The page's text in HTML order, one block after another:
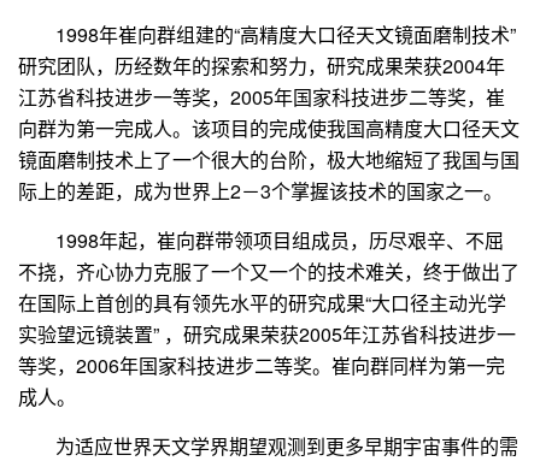
1998年崔向群组建的“高精度大口径天文镜面磨制技术”
研究团队，历经数年的探索和努力，研究成果荣获2004年
江苏省科技进步一等奖， 2005年国家科技进步二等奖，崔
向群为第一完成人。该项目的完成使我国高精度大口径天文
镜面磨制技术上了一个很大的台阶，极大地缩短了我国与国
际上的差距，成为世界上2－3个掌握该技术的国家之一。
1998年起，崔向群带领项目组成员，历尽艰辛、不屈
不挠，齐心协力克服了一个又一个的技术难关，终于做出了
在国际上首创的具有领先水平的研究成果“大口径主动光学
实验望远镜装置” ，研究成果荣获2005年江苏省科技进步一
等奖， 2006年国家科技进步二等奖。崔向群同样为第一完
成人。
为适应世界天文学界期望观测到更多早期宇宙事件的需